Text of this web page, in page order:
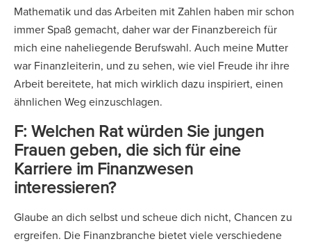
Mathematik und das Arbeiten mit Zahlen haben mir schon
immer Spaß gemacht, daher war der Finanzbereich für
mich eine naheliegende Berufswahl. Auch meine Mutter
war Finanzleiterin, und zu sehen, wie viel Freude ihr ihre
Arbeit bereitete, hat mich wirklich dazu inspiriert, einen
ähnlichen Weg einzuschlagen.
F: Welchen Rat würden Sie jungen
Frauen geben, die sich für eine
Karriere im Finanzwesen
interessieren?
Glaube an dich selbst und scheue dich nicht, Chancen zu
ergreifen. Die Finanzbranche bietet viele verschiedene